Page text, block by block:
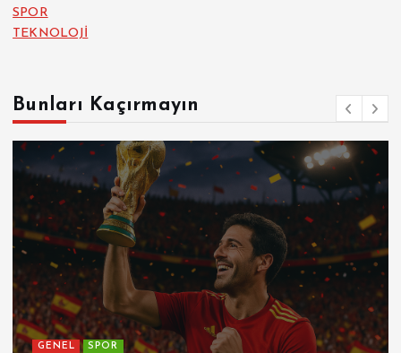
SPOR
TEKNOLOJİ
Bunları Kaçırmayın
GENEL SPOR